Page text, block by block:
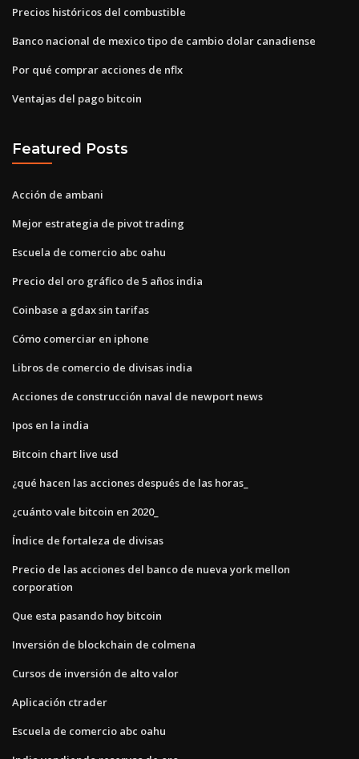
Precios históricos del combustible
Banco nacional de mexico tipo de cambio dolar canadiense
Por qué comprar acciones de nflx
Ventajas del pago bitcoin
Featured Posts
Acción de ambani
Mejor estrategia de pivot trading
Escuela de comercio abc oahu
Precio del oro gráfico de 5 años india
Coinbase a gdax sin tarifas
Cómo comerciar en iphone
Libros de comercio de divisas india
Acciones de construcción naval de newport news
Ipos en la india
Bitcoin chart live usd
¿qué hacen las acciones después de las horas_
¿cuánto vale bitcoin en 2020_
Índice de fortaleza de divisas
Precio de las acciones del banco de nueva york mellon
corporation
Que esta pasando hoy bitcoin
Inversión de blockchain de colmena
Cursos de inversión de alto valor
Aplicación ctrader
Escuela de comercio abc oahu